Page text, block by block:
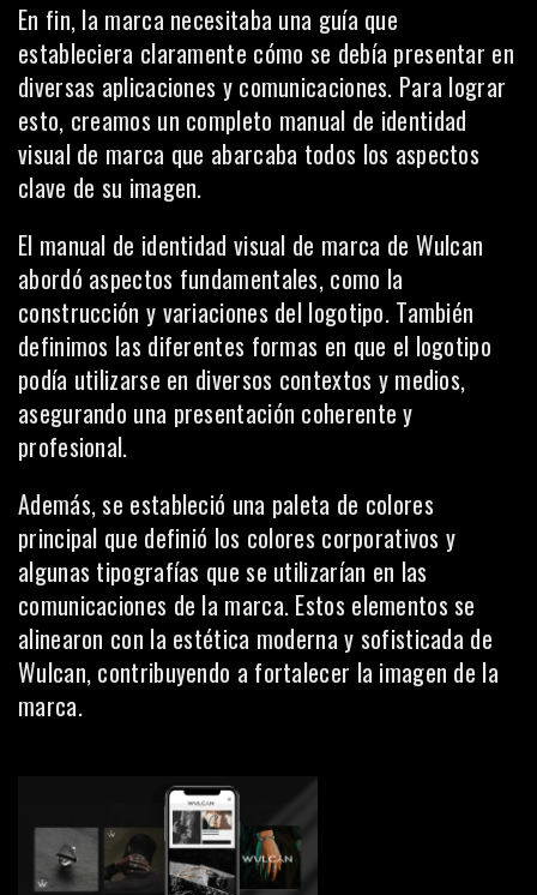
En fin, la marca necesitaba una guía que
estableciera claramente cómo se debía presentar en
diversas aplicaciones y comunicaciones. Para lograr
esto, creamos un completo manual de identidad
visual de marca que abarcaba todos los aspectos
clave de su imagen.
El manual de identidad visual de marca de Wulcan
abordó aspectos fundamentales, como la
construcción y variaciones del logotipo. También
definimos las diferentes formas en que el logotipo
podía utilizarse en diversos contextos y medios,
asegurando una presentación coherente y
profesional.
Además, se estableció una paleta de colores
principal que definió los colores corporativos y
algunas tipografías que se utilizarían en las
comunicaciones de la marca. Estos elementos se
alinearon con la estética moderna y sofisticada de
Wulcan, contribuyendo a fortalecer la imagen de la
marca.